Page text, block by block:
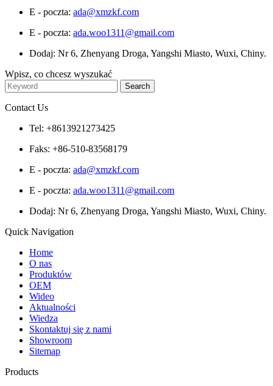
E - poczta: ada@xmzkf.com
E - poczta: ada.woo1311@gmail.com
Dodaj: Nr 6, Zhenyang Droga, Yangshi Miasto, Wuxi, Chiny.
Wpisz, co chcesz wyszukać
Contact Us
Tel: +8613921273425
Faks: +86-510-83568179
E - poczta: ada@xmzkf.com
E - poczta: ada.woo1311@gmail.com
Dodaj: Nr 6, Zhenyang Droga, Yangshi Miasto, Wuxi, Chiny.
Quick Navigation
Home
O nas
Produktów
OEM
Wideo
Aktualności
Wiedza
Skontaktuj się z nami
Showroom
Sitemap
Products